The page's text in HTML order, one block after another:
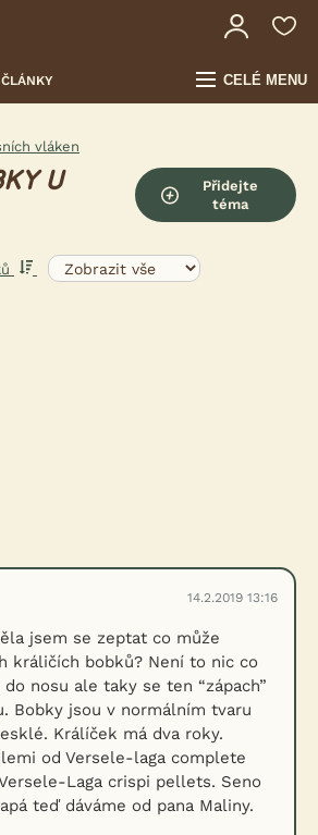
ČLÁNKY CELÉ MENU
vláken
U
Přidejte
téma
14.2.2019 13:16
jsem se zeptat co může
králičích bobků? Není to nic co
nosu ale taky se ten “zápach”
Bobky jsou v normálním tvaru
Králíček má dva roky.
od Versele-laga complete
Laga crispi pellets. Seno
teď dáváme od pana Maliny.